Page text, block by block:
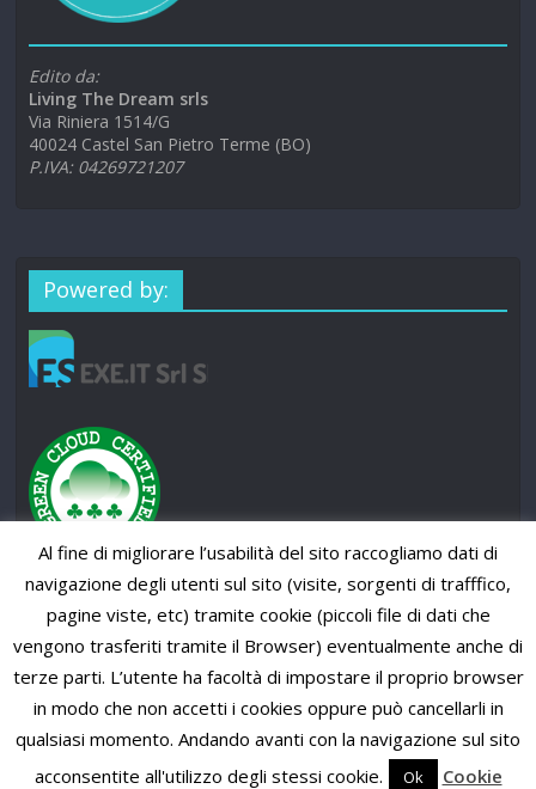
Edito da:
Living The Dream srls
Via Riniera 1514/G
40024 Castel San Pietro Terme (BO)
P.IVA: 04269721207
Powered by:
Copyright © 2026SUP News Magazine. All rights reserved.
Theme: ColorMag Pro byThemeGrill. Powered byWordPress
Al fine di migliorare l’usabilità del sito raccogliamo dati di
navigazione degli utenti sul sito (visite, sorgenti di trafffico,
pagine viste, etc) tramite cookie (piccoli file di dati che
vengono trasferiti tramite il Browser) eventualmente anche di
terze parti. L’utente ha facoltà di impostare il proprio browser
in modo che non accetti i cookies oppure può cancellarli in
qualsiasi momento. Andando avanti con la navigazione sul sito
acconsentite all'utilizzo degli stessi cookie.
Ok Cookie